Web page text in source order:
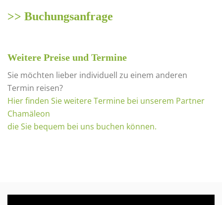
>> Buchungsanfrage
Weitere Preise und Termine
Sie möchten lieber individuell zu einem anderen
Termin reisen?
Hier finden Sie weitere Termine bei unserem Partner
Chamäleon
die Sie bequem bei uns buchen können.